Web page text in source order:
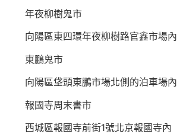
年夜柳樹鬼市
向陽區東四環年夜柳樹路官鑫市場內
東鵬鬼市
向陽區垡頭東鵬市場北側的泊車場內
報國寺周末書市
西城區報國寺前街1號北京報國寺內